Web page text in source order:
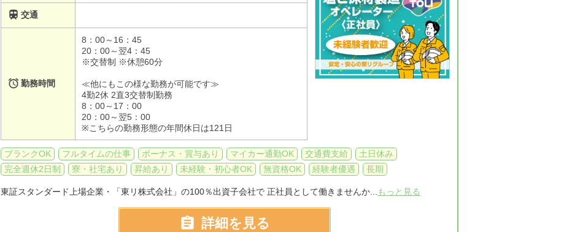
 交通
 勤務時間
8：00～16：45
20：00～翌4：45
※交替制 ※休憩60分
≪他にもこの様な勤務が可能です≫
4勤2休 2直3交替制勤務
8：00～17：00
20：00～翌5：00
※こちらの勤務形態の年間休日は121日
ブランクOK フルタイムの仕事 ボーナス・賞与あり マイカー通勤OK 交通費支給
土日休み
完全週休2日制
寮・社宅あり 昇給あり 未経験・初心者OK 無資格OK 経験者優遇 長期
東証スタンダード上場企業・「東リ株式会社」の100％出資子会社で 正社員として働きませんか... もっと見る
 詳細を見る